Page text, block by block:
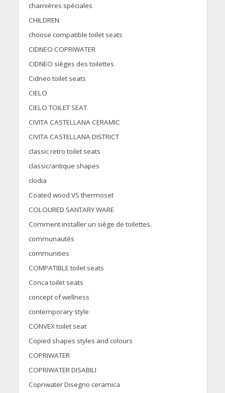
charnières spéciales
CHILDREN
choose compatible toilet seats
CIDNEO COPRIWATER
CIDNEO sièges des toilettes
Cidneo toilet seats
CIELO
CIELO TOILET SEAT
CIVITA CASTELLANA CERAMIC
CIVITA CASTELLANA DISTRICT
classic retro toilet seats
classic/antique shapes
clodia
Coated wood VS thermoset
COLOURED SANTARY WARE
Comment installer un siège de toilettes.
communautés
communities
COMPATIBLE toilet seats
Conca toilet seats
concept of wellness
contemporary style
CONVEX toilet seat
Copied shapes styles and colours
COPRIWATER
COPRIWATER DISABILI
Copriwater Disegno ceramica